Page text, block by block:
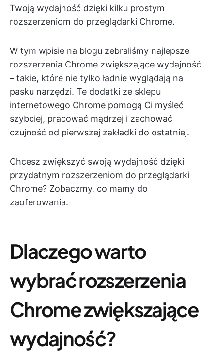
Twoją wydajność dzięki kilku prostym
rozszerzeniom do przeglądarki Chrome.
W tym wpisie na blogu zebraliśmy najlepsze
rozszerzenia Chrome zwiększające wydajność
– takie, które nie tylko ładnie wyglądają na
pasku narzędzi. Te dodatki ze sklepu
internetowego Chrome pomogą Ci myśleć
szybciej, pracować mądrzej i zachować
czujność od pierwszej zakładki do ostatniej.
Chcesz zwiększyć swoją wydajność dzięki
przydatnym rozszerzeniom do przeglądarki
Chrome? Zobaczmy, co mamy do
zaoferowania.
Dlaczego warto
wybrać rozszerzenia
Chrome zwiększające
wydajność?